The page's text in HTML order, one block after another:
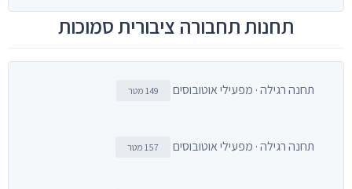
תחנות תחבורה ציבורית סמוכות
תחנה רגילה · מפעילי אוטובוסים 149 מטר
תחנה רגילה · מפעילי אוטובוסים 157 מטר